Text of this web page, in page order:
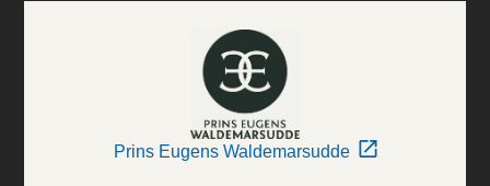
Prins Eugens Waldemarsudde